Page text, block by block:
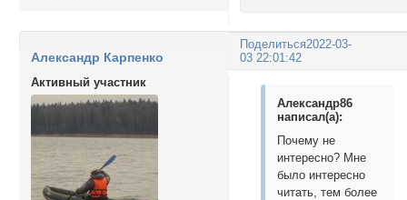
Поделиться2022-03-
03 22:01:42
Александр Карпенко
Активный участник
Александр86
написал(а):
Почему не
интересно? Мне
было интересно
читать, тем более